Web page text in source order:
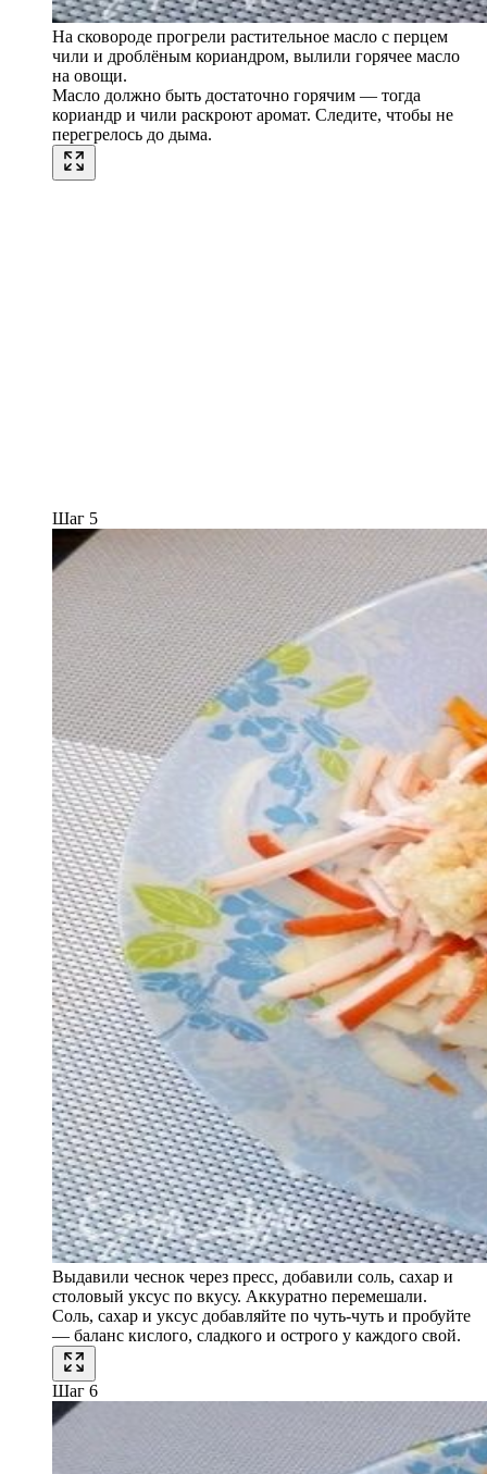
На сковороде прогрели растительное масло с перцем
чили и дроблёным кориандром, вылили горячее масло
на овощи.
Масло должно быть достаточно горячим — тогда
кориандр и чили раскроют аромат. Следите, чтобы не
перегрелось до дыма.
Шаг 5
Выдавили чеснок через пресс, добавили соль, сахар и
столовый уксус по вкусу. Аккуратно перемешали.
Соль, сахар и уксус добавляйте по чуть-чуть и пробуйте
— баланс кислого, сладкого и острого у каждого свой.
Шаг 6